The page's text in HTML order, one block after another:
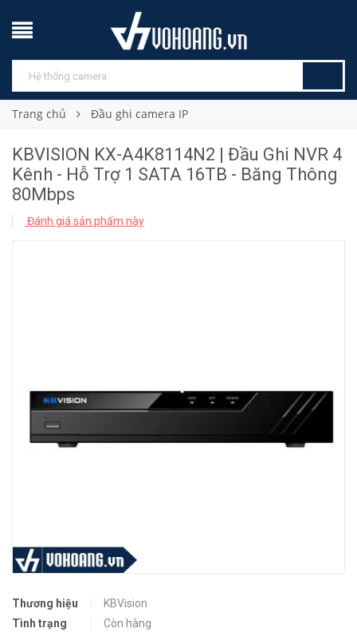
Trang chủ Đầu ghi camera IP
KBVISION KX-A4K8114N2 | Đầu Ghi NVR 4
Kênh - Hỗ Trợ 1 SATA 16TB - Băng Thông
80Mbps
Đánh giá sản phẩm này
Thương hiệu
KBVision
Tình trạng
Còn hàng